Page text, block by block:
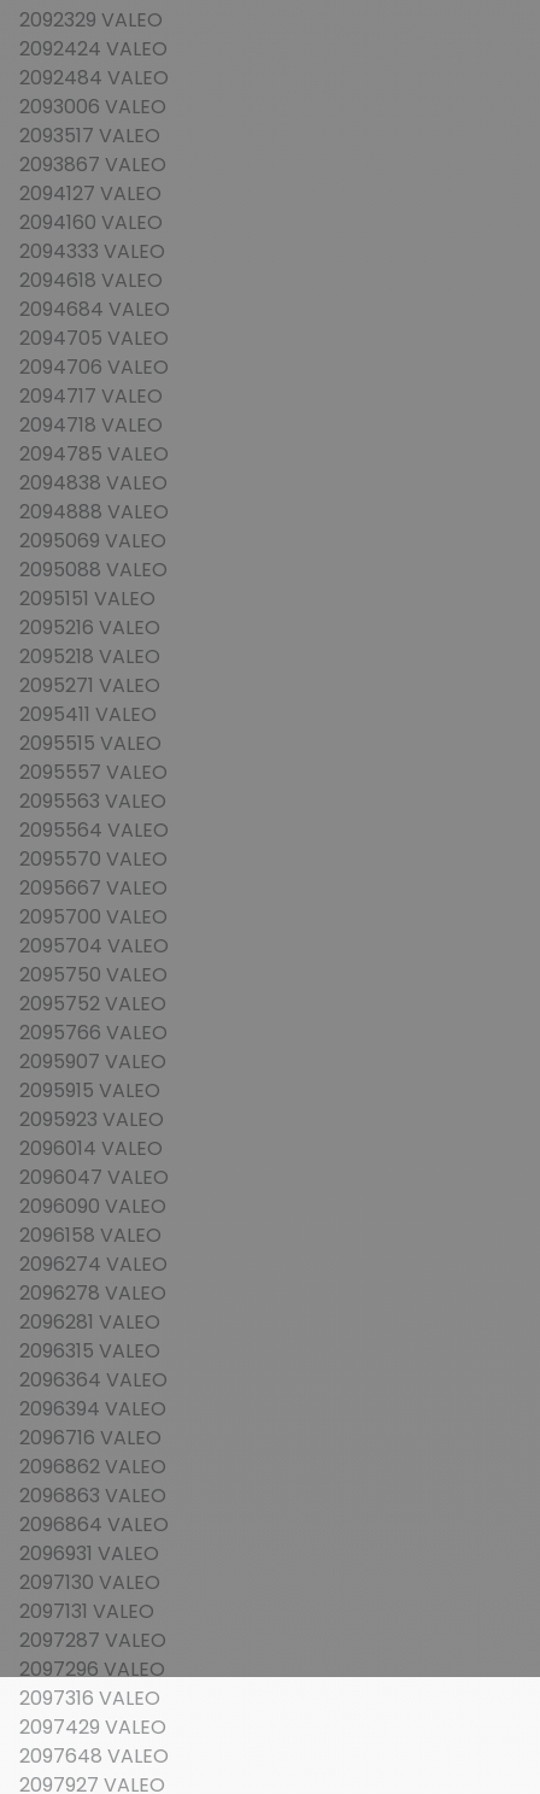
2092329 VALEO
2092424 VALEO
2092484 VALEO
2093006 VALEO
2093517 VALEO
2093867 VALEO
2094127 VALEO
2094160 VALEO
2094333 VALEO
2094618 VALEO
2094684 VALEO
2094705 VALEO
2094706 VALEO
2094717 VALEO
2094718 VALEO
2094785 VALEO
2094838 VALEO
2094888 VALEO
2095069 VALEO
2095088 VALEO
2095151 VALEO
2095216 VALEO
2095218 VALEO
2095271 VALEO
2095411 VALEO
2095515 VALEO
2095557 VALEO
2095563 VALEO
2095564 VALEO
2095570 VALEO
2095667 VALEO
2095700 VALEO
2095704 VALEO
2095750 VALEO
2095752 VALEO
2095766 VALEO
2095907 VALEO
2095915 VALEO
2095923 VALEO
2096014 VALEO
2096047 VALEO
2096090 VALEO
2096158 VALEO
2096274 VALEO
2096278 VALEO
2096281 VALEO
2096315 VALEO
2096364 VALEO
2096394 VALEO
2096716 VALEO
2096862 VALEO
2096863 VALEO
2096864 VALEO
2096931 VALEO
2097130 VALEO
2097131 VALEO
2097287 VALEO
2097296 VALEO
2097316 VALEO
2097429 VALEO
2097648 VALEO
2097927 VALEO